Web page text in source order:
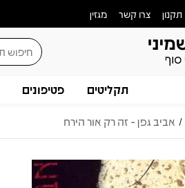
תקנון צרו קשר מגזין
תקליטים פטיפונים
/ אביב גפן - זה רק אור הירח